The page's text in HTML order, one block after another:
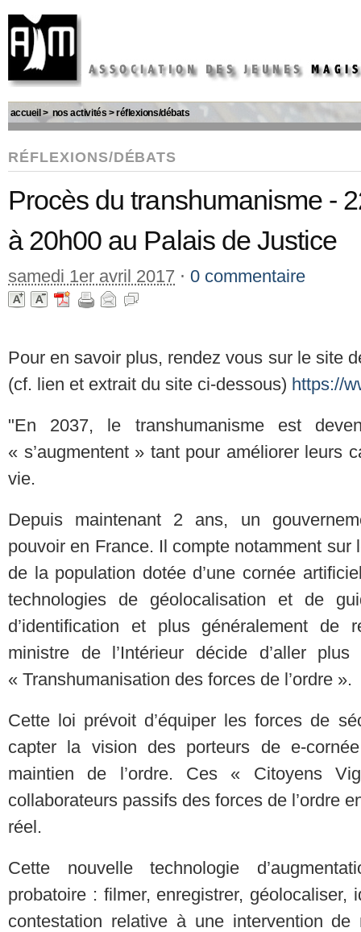
accueil > nos activités >réflexions/débats
RÉFLEXIONS/DÉBATS
Procès du transhumanisme -
à 20h00 au Palais de Justice
samedi 1er avril 2017 ⋅ 0 commentaire
Pour en savoir plus, rendez vous sur le site
(cf. lien et extrait du site ci-dessous) https://
"En 2037, le transhumanisme est
« s’augmentent » tant pour améliorer leurs
vie.
Depuis maintenant 2 ans, un
pouvoir en France. Il compte notamment sur
de la population dotée d’une cornée
technologies de géolocalisation et de
d’identification et plus généralement de
ministre de l’Intérieur décide d’aller
« Transhumanisation des forces de l’ordre ».
Cette loi prévoit d’équiper les forces de
capter la vision des porteurs de e-
maintien de l’ordre. Ces « Citoyens
collaborateurs passifs des forces de l’ordre
réel.
Cette nouvelle technologie
probatoire : filmer, enregistrer,
contestation relative à une intervention de